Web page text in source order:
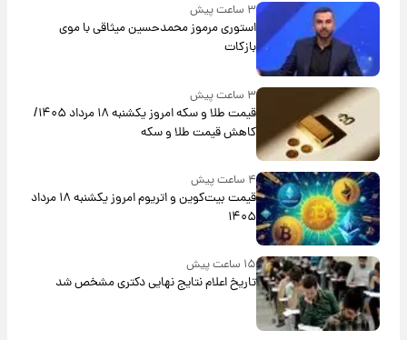
۳ ساعت پیش
استوری مرموز محمدحسین میثاقی با موی
بازکات
۳ ساعت پیش
قیمت طلا و سکه امروز یکشنبه ۱۸ مرداد ۱۴۰۵/
کاهش قیمت طلا و سکه
۴ ساعت پیش
قیمت بیت‌کوین و اتریوم امروز یکشنبه ۱۸ مرداد
۱۴۰۵
۱۵ ساعت پیش
تاریخ اعلام نتایج نهایی دکتری مشخص شد